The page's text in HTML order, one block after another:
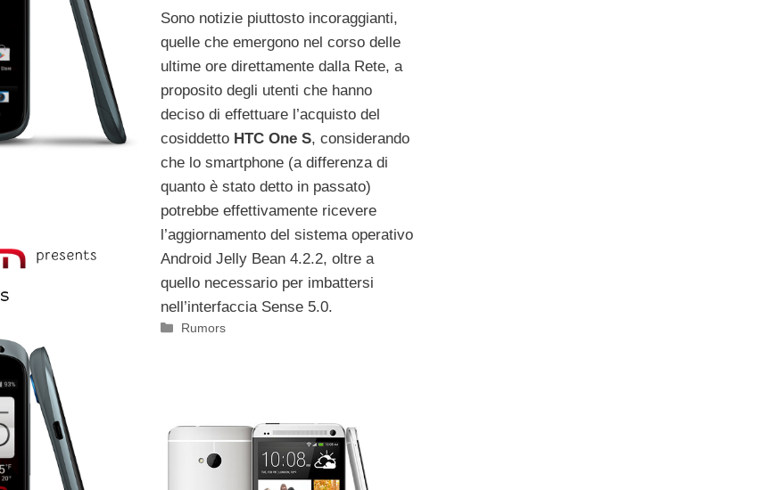
Sono notizie piuttosto incoraggianti,
quelle che emergono nel corso delle
ultime ore direttamente dalla Rete, a
proposito degli utenti che hanno
deciso di effettuare l’acquisto del
cosiddetto HTC One S, considerando
che lo smartphone (a differenza di
quanto è stato detto in passato)
potrebbe effettivamente ricevere
l’aggiornamento del sistema operativo
Android Jelly Bean 4.2.2, oltre a
quello necessario per imbattersi
nell’interfaccia Sense 5.0.
Categorie
Rumors